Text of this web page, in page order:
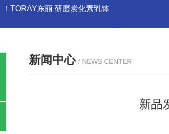
TORAY东丽 研磨炭化素乳钵 AGB-K-0.2-
新闻中心 / NEWS CENTER
新品